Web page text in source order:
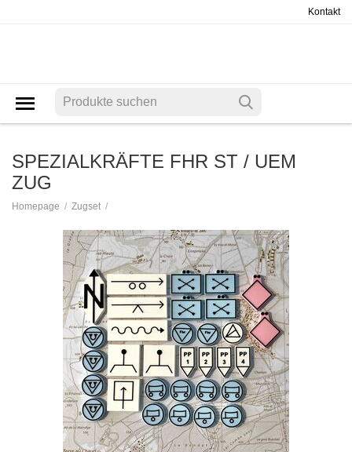
Kontakt
SPEZIALKRÄFTE FHR ST / UEM
ZUG
Homepage / Zugset /